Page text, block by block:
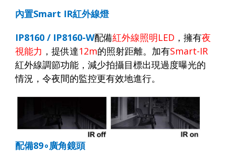
內置Smart IR紅外線燈
IP8160 / IP8160-W配備紅外線照明LED ，擁有夜
視能力 ，提供達12m的照射距離。加有Smart-IR
紅外線調節功能，減少拍攝目標出現過度曝光的
情況，令夜間的監控更有效地進行。
配備89∘廣角鏡頭